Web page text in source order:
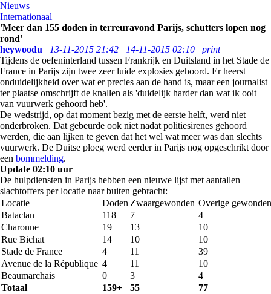
Nieuws
Internationaal
'Meer dan 155 doden in terreuravond Parijs, schutters lopen nog
rond'
heywoodu
13-11-2015 21:42 14-11-2015 02:10
print
Tijdens de oefeninterland tussen Frankrijk en Duitsland in het Stade de
France in Parijs zijn twee zeer luide explosies gehoord. Er heerst
onduidelijkheid over wat er precies aan de hand is, maar een journalist
ter plaatse omschrijft de knallen als 'duidelijk harder dan wat ik ooit
van vuurwerk gehoord heb'.
De wedstrijd, op dat moment bezig met de eerste helft, werd niet
onderbroken. Dat gebeurde ook niet nadat politiesirenes gehoord
werden, die aan lijken te geven dat het wel wat meer was dan slechts
vuurwerk. De Duitse ploeg werd eerder in Parijs nog opgeschrikt door
een bommelding.
Update 02:10 uur
De hulpdiensten in Parijs hebben een nieuwe lijst met aantallen
slachtoffers per locatie naar buiten gebracht:
Locatie
Doden Zwaargewonden Overige gewonden
Bataclan
118+ 7
4
Charonne
19 13
10
Rue Bichat
14 10
10
Stade de France
4 11
39
Avenue de la République 4 11
10
Beaumarchais
0 3
4
Totaal
159+ 55
77